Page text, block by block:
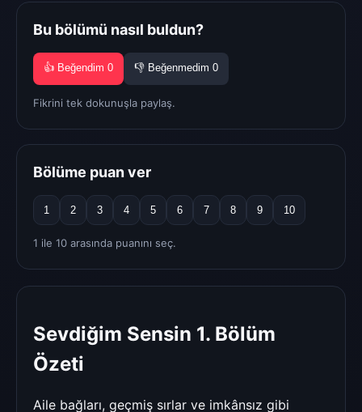
Bu bölümü nasıl buldun?
👍 Beğendim 0 👎 Beğenmedim 0
Fikrini tek dokunuşla paylaş.
Bölüme puan ver
1 2 3 4 5 6 7 8 9 10
1 ile 10 arasında puanını seç.
Sevdiğim Sensin 1. Bölüm
Özeti
Aile bağları, geçmiş sırlar ve imkânsız gibi